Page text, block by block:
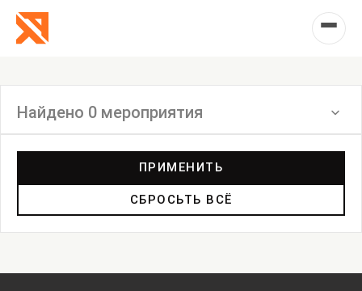
Найдено 0 мероприятия
ПРИМЕНИТЬ
СБРОСЬТЬ ВСЁ